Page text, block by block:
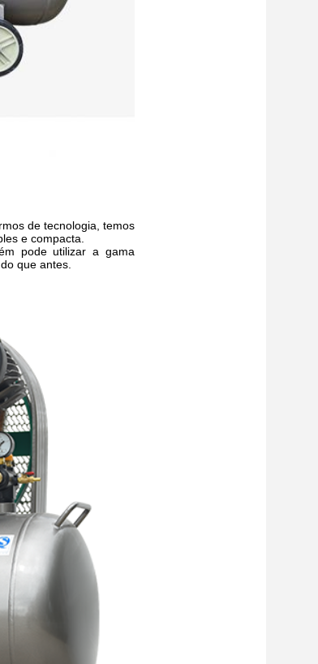
de tecnologia, temos
e compacta.
pode utilizar a gama
que antes.